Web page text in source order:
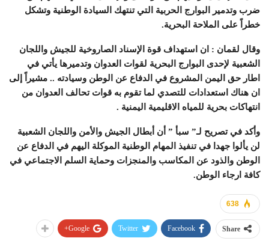
ضرب وتدمير البوارج الحربية التي تنتهك السيادة الوطنية وتشكل
خطراً على الملاحة البحرية.
وقال لقمان : ان استهداف قوة الإسناد الصاروخية للجيش واللجان
الشعبية لإحدى البوارج البحرية لقوات العدوان وتدميرها يأتي في
اطار حق اليمن المشروع في الدفاع عن الوطن وسيادته .. مشيراً إلى
ان هناك استعدادات للتصدي لما تقوم به قوات تحالف العدوان من
انتهاكات بحرية للمياه الاقليمية اليمنية .
وأكد في تصريح لـ” سبأ ” أن أبطال الجيش والأمن واللجان الشعبية
لن يألوا جهدا في تنفيذ المهام الوطنية الموكلة اليهم في الدفاع عن
الوطن والذود عن المكاسب والمنجزات وحماية السلم الاجتماعي في
كافة ارجاء الوطن.
638
Share
Facebook
Twitter
Google+